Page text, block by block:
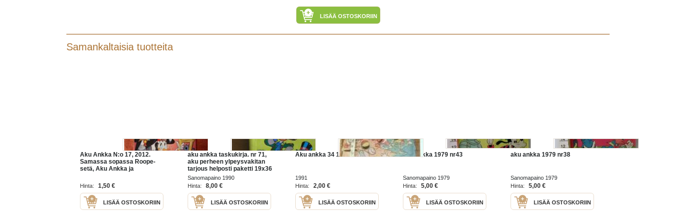
LISÄÄ OSTOSKORIIN
Samankaltaisia tuotteita
Aku Ankka N:o 17, 2012.
Samassa sopassa Roope-
setä, Aku Ankka ja
ryhtyy ehostusmestariksi
ym. Sivuja 36.
Hinta: 1,50 €
LISÄÄ OSTOSKORIIN
aku ankka taskukirja. nr 71,
aku perheen ylpeysvakitan
tarjous helposti paketti 19x36
x60 cm paino 35kg 5e
Sanomapaino 1990
Hinta:
8,00 €
LISÄÄ OSTOSKORIIN
Aku ankka 34 1991
1991
Hinta:
2,00 €
LISÄÄ OSTOSKORIIN
aku ankka 1979 nr43
Sanomapaino 1979
Hinta:
5,00 €
LISÄÄ OSTOSKORIIN
aku ankka 1979 nr38
Sanomapaino 1979
Hinta:
5,00 €
LISÄÄ OSTOSKORIIN